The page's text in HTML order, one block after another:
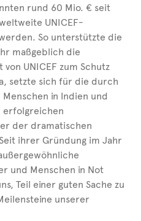
rund 60 Mio. € seit
UNICEF-
So unterstützte die
maßgeblich die
UNICEF zum Schutz
setzte sich für die durch
in Indien und
erfolgreichen
der dramatischen
ihrer Gründung im Jahr
und Menschen in Not
Teil einer guten Sache zu
unserer